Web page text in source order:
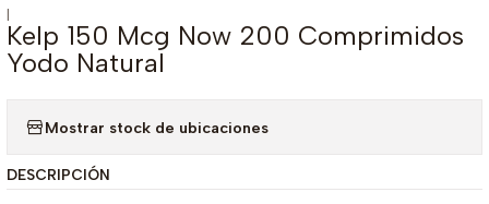
|
Kelp 150 Mcg Now 200 Comprimidos
Yodo Natural
Mostrar stock de ubicaciones
DESCRIPCIÓN